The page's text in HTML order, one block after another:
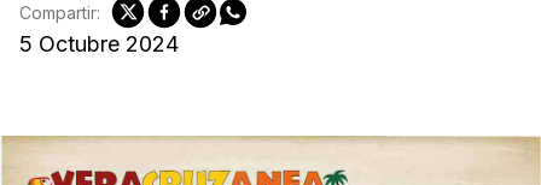
5 Octubre 2024
Compartir: